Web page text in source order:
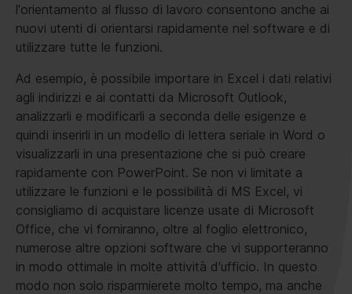
l'orientamento al flusso di lavoro consentono anche ai
nuovi utenti di orientarsi rapidamente nel software e di
utilizzare tutte le funzioni.
Ad esempio, è possibile importare in Excel i dati relativi
agli indirizzi e ai contatti da Microsoft Outlook,
analizzarli e modificarli a seconda delle esigenze e
quindi inserirli in un modello di lettera seriale in Word o
visualizzarli in una presentazione che si può creare
rapidamente con PowerPoint. Se non vi limitate a
utilizzare le funzioni e le possibilità di MS Excel, vi
consigliamo di acquistare licenze usate di Microsoft
Office, che vi forniranno, oltre al foglio elettronico,
numerose altre opzioni software che vi supporteranno
in modo ottimale in molte attività d'ufficio. In questo
modo non solo risparmierete molto tempo, ma anche